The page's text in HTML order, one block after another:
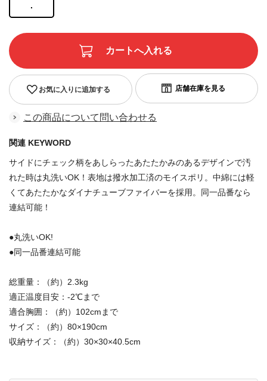
.
お気に入りに追加する
この商品について問い合わせる
関連 KEYWORD
サイドにチェック柄をあしらったあたたかみのあるデザインで汚
れた時は丸洗いOK！表地は撥水加工済のモイスポリ。中綿には軽
くてあたたかなダイナチューブファイバーを採用。同一品番なら
連結可能！
●丸洗いOK!
●同一品番連結可能
総重量：（約）2.3kg
適正温度目安：-2℃まで
適合胸囲：（約）102cmまで
サイズ：（約）80×190cm
収納サイズ：（約）30×30×40.5cm